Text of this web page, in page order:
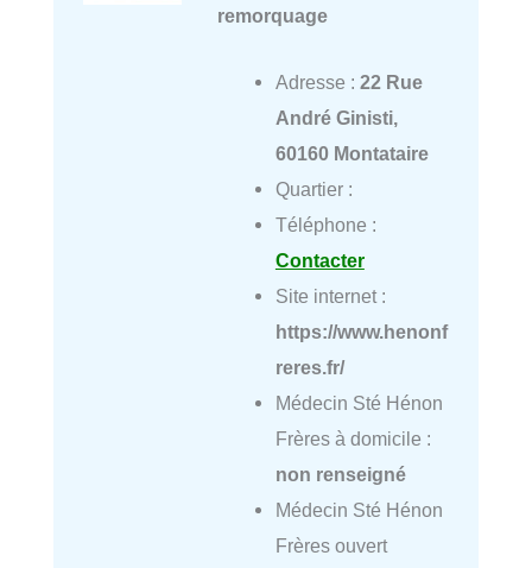
remorquage
Adresse : 22 Rue
André Ginisti,
60160 Montataire
Quartier :
Téléphone :
Contacter
Site internet :
https://www.henonf
reres.fr/
Médecin Sté Hénon
Frères à domicile :
non renseigné
Médecin Sté Hénon
Frères ouvert